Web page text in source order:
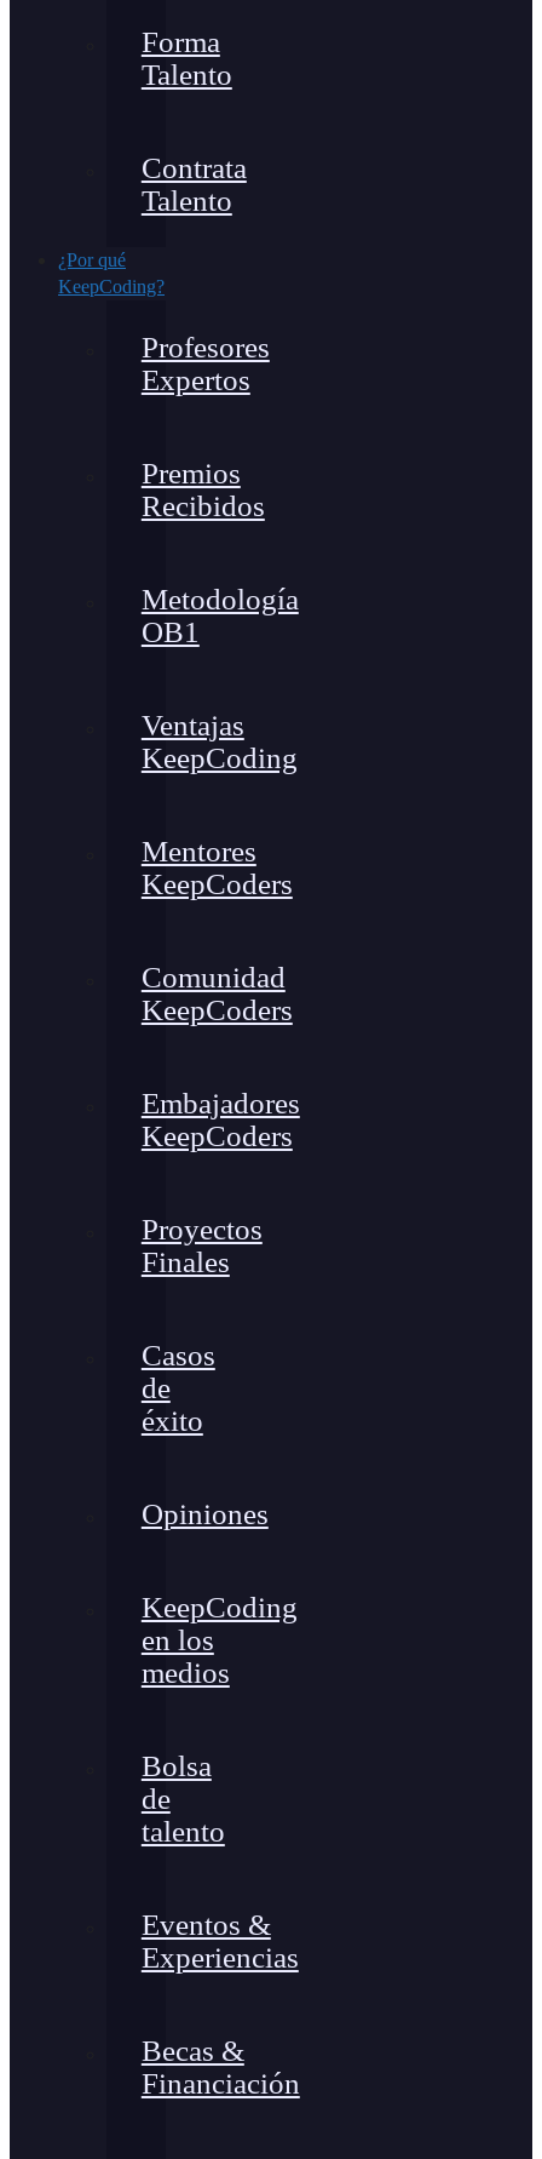
Forma
Talento
Contrata
Talento
¿Por qué
KeepCoding?
Profesores
Expertos
Premios
Recibidos
Metodología
OB1
Ventajas
KeepCoding
Mentores
KeepCoders
Comunidad
KeepCoders
Embajadores
KeepCoders
Proyectos
Finales
Casos
de
éxito
Opiniones
KeepCoding
en los
medios
Bolsa
de
talento
Eventos &
Experiencias
Becas &
Financiación